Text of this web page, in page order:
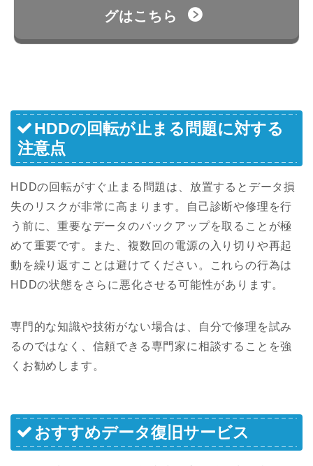
グはこちら
HDDの回転が止まる問題に対する
注意点
HDDの回転がすぐ止まる問題は、放置するとデータ損
失のリスクが非常に高まります。自己診断や修理を行
う前に、重要なデータのバックアップを取ることが極
めて重要です。また、複数回の電源の入り切りや再起
動を繰り返すことは避けてください。これらの行為は
HDDの状態をさらに悪化させる可能性があります。
専門的な知識や技術がない場合は、自分で修理を試み
るのではなく、信頼できる専門家に相談することを強
くお勧めします。
おすすめデータ復旧サービス